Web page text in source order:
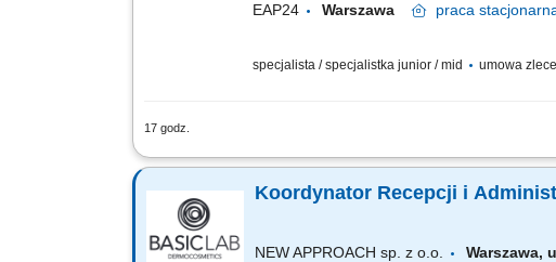
EAP24 Warszawa praca
specjalista / specjalistka junior / mid umowa
17 godz.
Twój zakres obowiązków kompleksowa obsługa
Koordynator Recepcji i
NEW APPROACH sp. z o.o. Warszawa,